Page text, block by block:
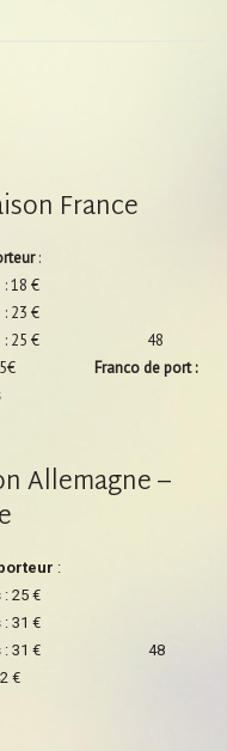
France
:
18 €
23 €
: 25 € 48
: 25€
Franco de port :
Allemagne –
:
25 €
31 €
: 31 € 48
: 42 €